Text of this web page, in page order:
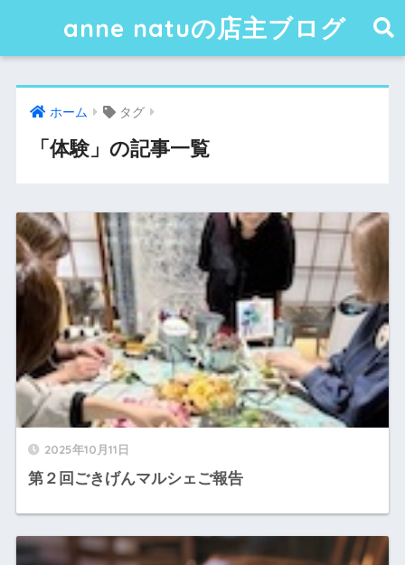
anne natuの店主ブログ
ホーム タグ
「体験」の記事一覧
2025年10月11日
第２回ごきげんマルシェご報告